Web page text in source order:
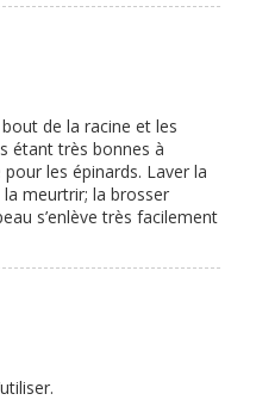
bout de la racine et les
étant très bonnes à
les épinards. Laver la
la meurtrir; la brosser
s’enlève très facilement